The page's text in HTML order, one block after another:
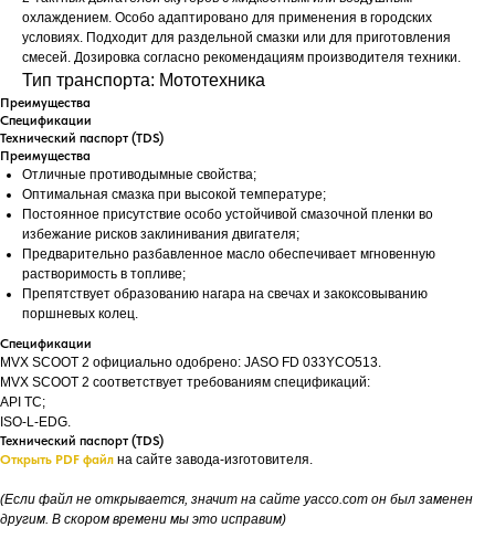
охлаждением. Особо адаптировано для применения в городских
условиях. Подходит для раздельной смазки или для приготовления
смесей. Дозировка согласно рекомендациям производителя техники.
Тип транспорта: Мототехника
Преимущества
Спецификации
Технический паспорт (TDS)
Преимущества
Отличные противодымные свойства;
Оптимальная смазка при высокой температуре;
Постоянное присутствие особо устойчивой смазочной пленки во
избежание рисков заклинивания двигателя;
Предварительно разбавленное масло обеспечивает мгновенную
растворимость в топливе;
Препятствует образованию нагара на свечах и закоксовыванию
поршневых колец.
Спецификации
MVX SCOOT 2 официально одобрено: JASO FD 033YCO513.
MVX SCOOT 2 соответствует требованиям спецификаций:
API TC;
ISO-L-EDG.
Технический паспорт (TDS)
Открыть PDF файл на сайте завода-изготовителя.
(Если файл не открывается, значит на сайте yacco.com он был заменен
другим. В скором времени мы это исправим)